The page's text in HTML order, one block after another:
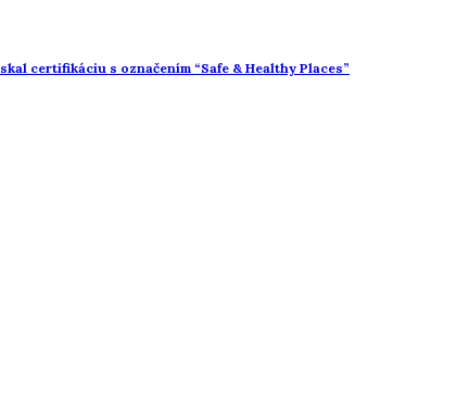
certifikáciu s označením “Safe & Healthy Places”